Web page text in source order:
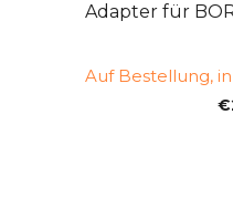
Adapter für
Auf Bestellung,